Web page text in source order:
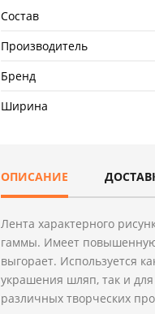
Состав
Производитель
Бренд
Ширина
ОПИСАНИЕ
Лента характерного
гаммы. Имеет повышенную
выгорает. Используется
украшения шляп, так и
различных творческих